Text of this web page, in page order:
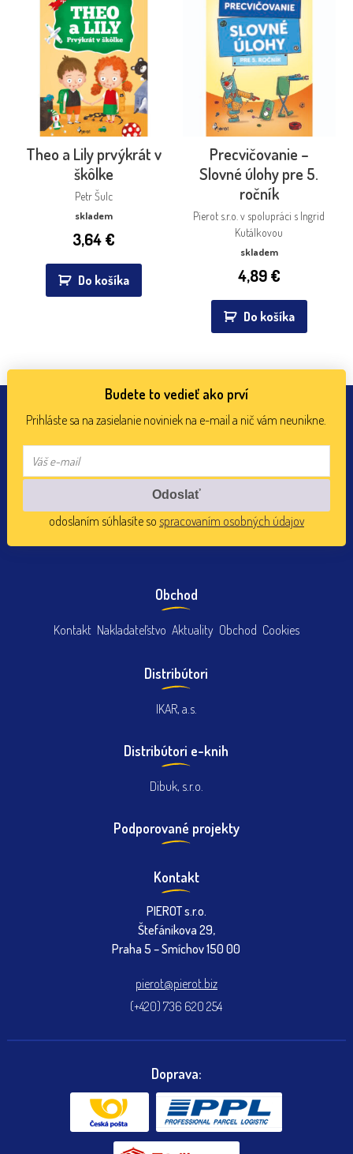
Theo a Lily prvýkrát v
škôlke
Petr Šulc
skladem
3,64€
Do košíka
Precvičovanie –
Slovné úlohy pre 5.
ročník
Pierot s.r.o. v spolupráci s Ingrid
Kutálkovou
skladem
4,89€
Do košíka
Budete to vedieť ako prví
Prihláste sa na zasielanie noviniek na e-mail a nič vám neunikne.
odoslaním súhlasíte so spracovaním osobných údajov
Obchod
Kontakt Nakladateľstvo Aktuality Obchod Cookies
Distribútori
IKAR, a.s.
Distribútori e-knih
Dibuk, s.r.o.
Podporované projekty
Kontakt
PIEROT s.r.o.
Štefánikova 29,
Praha 5 – Smíchov 150 00
pierot@pierot.biz
(+420) 736 620 254
Doprava: